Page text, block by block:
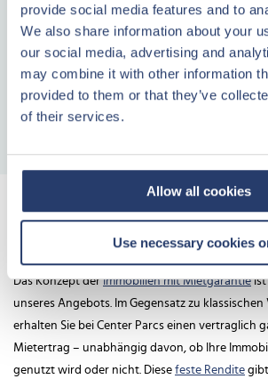
provide social media features and to
We also share information about your
our social media, advertising and
may combine it with other information
provided to them or that they’ve
of their services.
Allow all cookies
Use necessary cookies
decken diese in vielen Fällen bereits die
wodurch sich die Investition teilweise selbst
Unsere Erfahrung zeigt: Die Kombination aus
und einer maßgeschneiderten Finanzierung
anlegenfür viele erst möglich. Wir arbeiten mit
Finanzpartnern zusammen und stellen auf
Immobilien mit
entscheidende Vorteil
Das Konzept derImmobilien mit Mietgarantieist
unseres Angebots. Im Gegensatz zu
erhalten Sie bei Center Parcs einen vertraglich
Mietertrag – unabhängig davon, ob Ihre
genutzt wird oder nicht. Diese feste Rendite